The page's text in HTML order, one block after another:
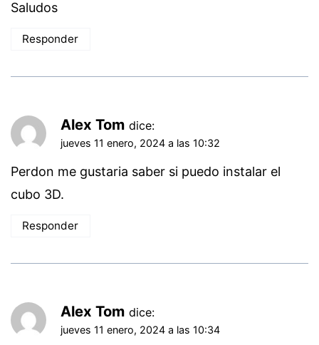
Saludos
Responder
Alex Tom dice:
jueves 11 enero, 2024 a las 10:32
Perdon me gustaria saber si puedo instalar el
cubo 3D.
Responder
Alex Tom dice:
jueves 11 enero, 2024 a las 10:34